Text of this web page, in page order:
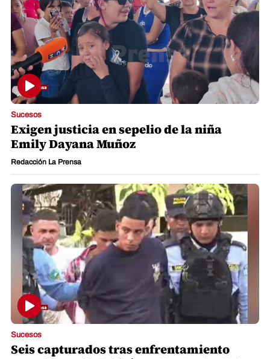
Sucesos
Exigen justicia en sepelio de la niña
Emily Dayana Muñoz
Redacción La Prensa
Sucesos
Seis capturados tras enfrentamiento